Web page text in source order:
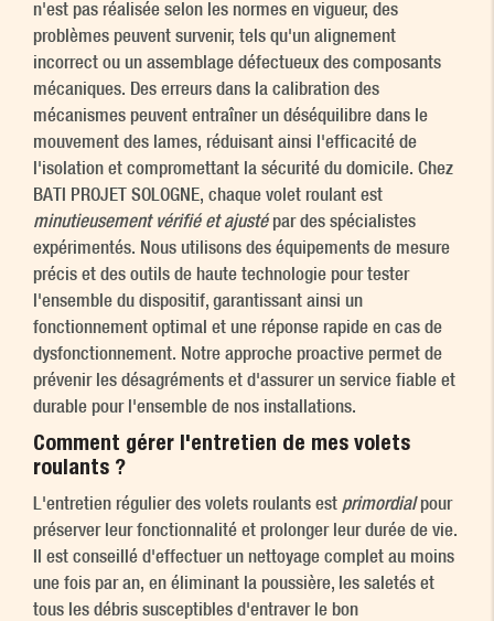
n'est pas réalisée selon les normes en vigueur, des
problèmes peuvent survenir, tels qu'un alignement
incorrect ou un assemblage défectueux des composants
mécaniques. Des erreurs dans la calibration des
mécanismes peuvent entraîner un déséquilibre dans le
mouvement des lames, réduisant ainsi l'efficacité de
l'isolation et compromettant la sécurité du domicile. Chez
BATI PROJET SOLOGNE, chaque volet roulant est
minutieusement vérifié et ajustépar des spécialistes
expérimentés. Nous utilisons des équipements de mesure
précis et des outils de haute technologie pour tester
l'ensemble du dispositif, garantissant ainsi un
fonctionnement optimal et une réponse rapide en cas de
dysfonctionnement. Notre approche proactive permet de
prévenir les désagréments et d'assurer un service fiable et
durable pour l'ensemble de nos installations.
Comment gérer l'entretien de mes volets
roulants ?
L'entretien régulier des volets roulants est primordialpour
préserver leur fonctionnalité et prolonger leur durée de vie.
Il est conseillé d'effectuer un nettoyage complet au moins
une fois par an, en éliminant la poussière, les saletés et
tous les débris susceptibles d'entraver le bon